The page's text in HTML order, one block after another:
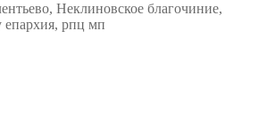
Неклиновское благочиние,
епархия, рпц мп